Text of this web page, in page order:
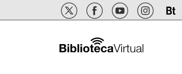
Skip to Main Content